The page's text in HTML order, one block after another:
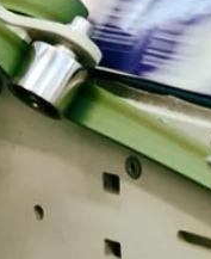
2019. július
2019. június
2019. május
2019. április
2019. február
2019. január
2018. december